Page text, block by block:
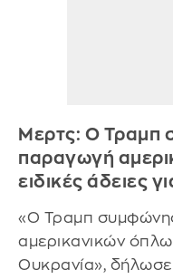
Μερτς: Ο Τραμπ
παραγωγή
ειδικές άδειες
«Ο Τραμπ
αμερικανικών
Ουκρανία»,